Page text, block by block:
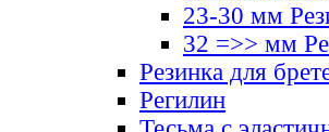
23-30 мм
32 =>> мм
Резинка для
Регилин